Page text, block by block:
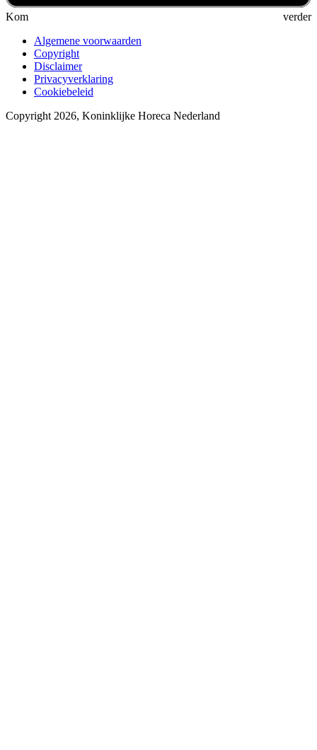
Kom verder
Algemene voorwaarden
Copyright
Disclaimer
Privacyverklaring
Cookiebeleid
Copyright 2026, Koninklijke Horeca Nederland